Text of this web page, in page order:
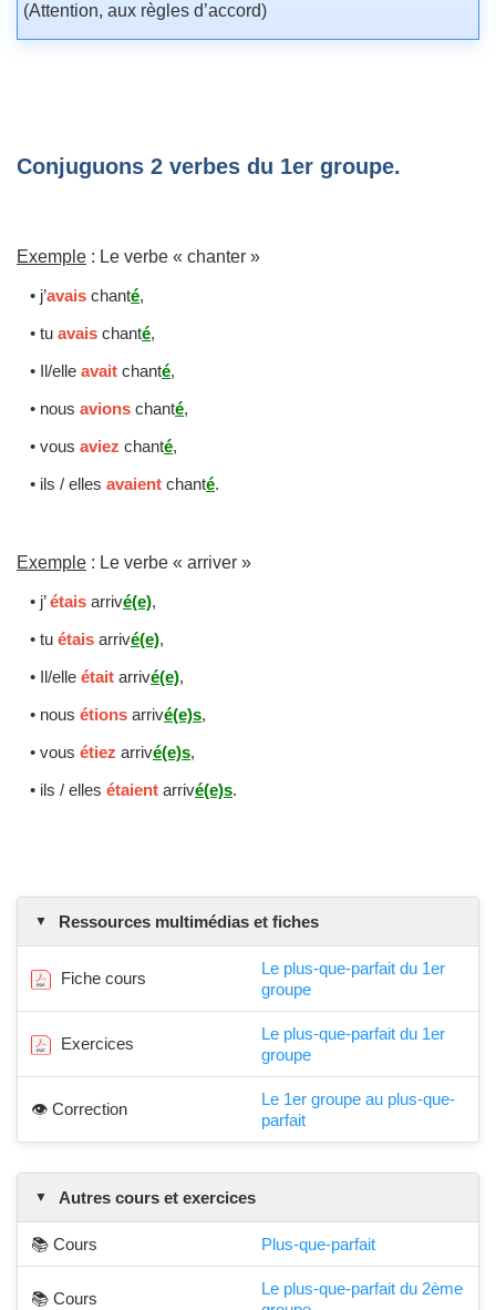
(Attention, aux règles d’accord)
Conjuguons 2 verbes du 1er groupe.
Exemple : Le verbe « chanter »
• j’avais chanté,
• tu avais chanté,
• Il/elle avait chanté,
• nous avions chanté,
• vous aviez chanté,
• ils / elles avaient chanté.
Exemple : Le verbe « arriver »
• j’étais arrivé(e),
• tu étais arrivé(e),
• Il/elle était arrivé(e),
• nous étions arrivé(e)s,
• vous étiez arrivé(e)s,
• ils / elles étaient arrivé(e)s.
Ressources multimédias et fiches
Fiche cours
Le plus-que-parfait du 1er
groupe
Exercices
Le plus-que-parfait du 1er
groupe
👁️ Correction
Le 1er groupe au plus-que-
parfait
Autres cours et exercices
📚 Cours Plus-que-parfait
📚 Cours
Le plus-que-parfait du 2ème